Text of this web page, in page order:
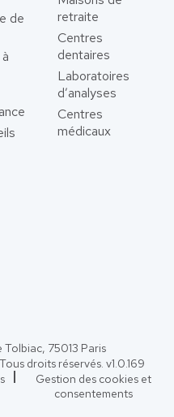
de
retraite
Centres
dentaires
Laboratoires
d’analyses
Centres
médicaux
Tolbiac, 75013 Paris
droits réservés. v1.0.169
Gestion des cookies et
consentements